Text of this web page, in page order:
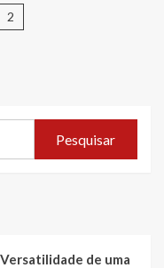
2
Pesquisar
de uma